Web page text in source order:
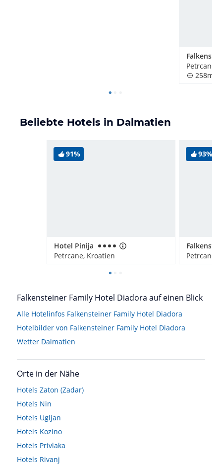
Petrcane,
258m
Beliebte Hotels in Dalmatien
91%
Hotel Pinija
Petrcane, Kroatien
93%
Petrcane,
Falkensteiner Family Hotel Diadora auf einen Blick
Alle Hotelinfos Falkensteiner Family Hotel Diadora
Hotelbilder von Falkensteiner Family Hotel Diadora
Wetter Dalmatien
Orte in der Nähe
Hotels Zaton (Zadar)
Hotels Nin
Hotels Ugljan
Hotels Kozino
Hotels Privlaka
Hotels Rivanj